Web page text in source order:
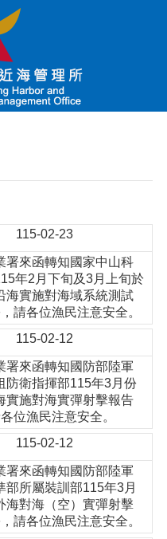
115-02-23
署來函轉知國家中山科
年2月下旬及3月上旬於
海實施對海域系統測試
請各位漁民注意安全。
115-02-12
署來函轉知國防部陸軍
防衛指揮部115年3月份
實施對海實彈射擊報告
位漁民注意安全。
115-02-12
署來函轉知國防部陸軍
部所屬裝訓部115年3月
海對海（空）實彈射擊
請各位漁民注意安全。